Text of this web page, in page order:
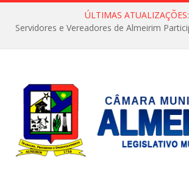
ÚLTIMAS ATUALIZAÇÕES: